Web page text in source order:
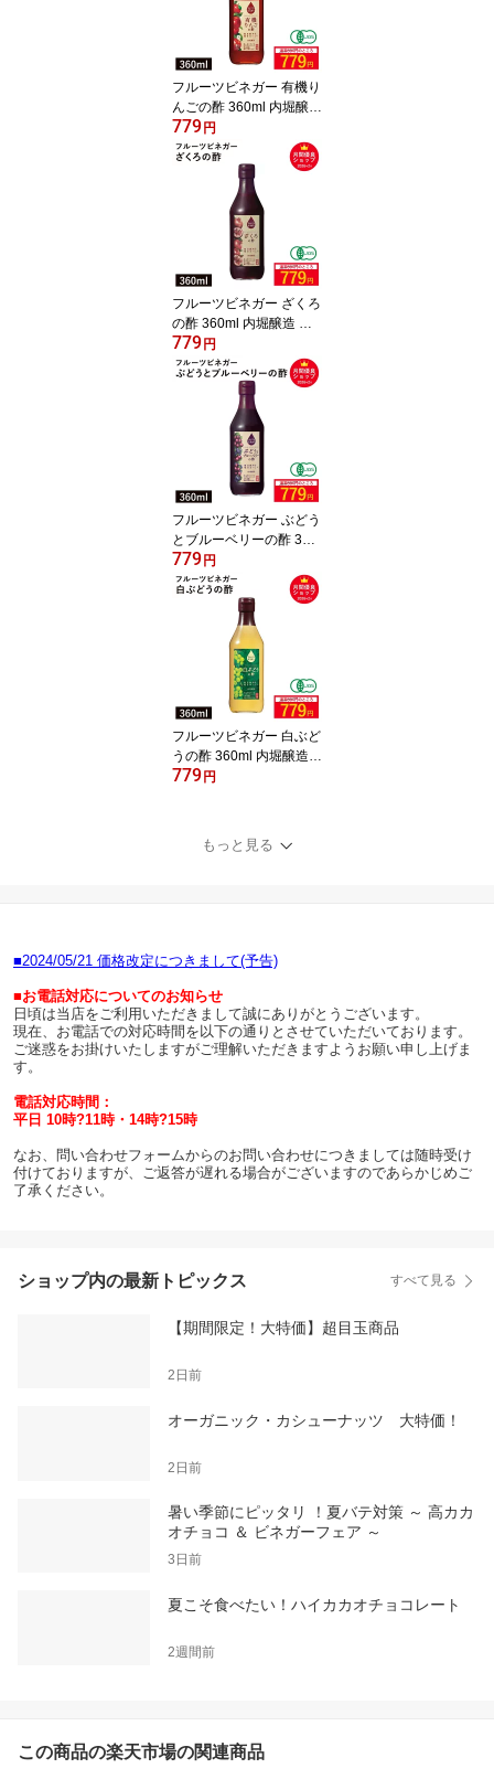
フルーツビネガー 有機り
んごの酢 360ml 内堀醸造
※お買い物マラソンSAL
E ◆大特価セール
779円
フルーツビネガー ざくろ
の酢 360ml 内堀醸造 ※
お買い物マラソンSALE
◆大特価セール
779円
フルーツビネガー ぶどう
とブルーベリーの酢 360
ml 内堀醸造 ※お買い物
マラソンSALE ◆大特価
セール
779円
フルーツビネガー 白ぶど
うの酢 360ml 内堀醸造
※お買い物マラソンSAL
779円
もっと見る
■2024/05/21 価格改定につきまして(予告)
■お電話対応についてのお知らせ
日頃は当店をご利用いただきまして誠にありがとうございます。
現在、お電話での対応時間を以下の通りとさせていただいております。
ご迷惑をお掛けいたしますがご理解いただきますようお願い申し上げま
す。
電話対応時間：
平日 10時?11時・14時?15時
なお、問い合わせフォームからのお問い合わせにつきましては随時受け
付けておりますが、ご返答が遅れる場合がございますのであらかじめご
了承ください。
ショップ内の最新トピックス すべて見る
【期間限定！大特価】超目玉商品
2日前
オーガニック・カシューナッツ 大特価！
2日前
暑い季節にピッタリ ！夏バテ対策 ～ 高カカ
オチョコ ＆ ビネガーフェア ～
3日前
夏こそ食べたい！ハイカカオチョコレート
2週間前
この商品の楽天市場の関連商品